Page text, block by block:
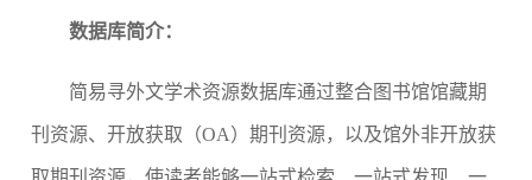
数据库简介：
简易寻外文学术资源数据库通过整合图书馆馆藏期
刊资源、开放获取（OA）期刊资源，以及馆外非开放获